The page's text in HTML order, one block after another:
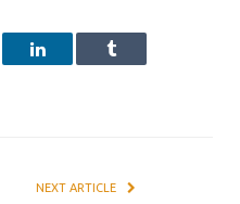
LinkedIn Tumblr
NEXT ARTICLE